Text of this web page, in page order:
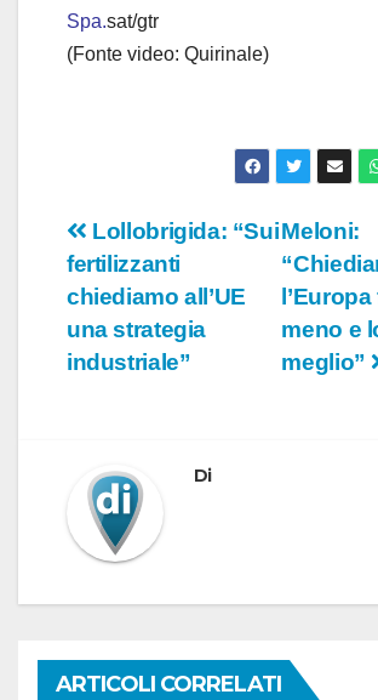
Spa.sat/gtr
(Fonte video: Quirinale)
Navigazione
articoli
Meloni:
meno e
meglio”
Lollobrigida: “Sui
fertilizzanti
chiediamo all’UE
una strategia
industriale”
Di
ARTICOLI CORRELATI